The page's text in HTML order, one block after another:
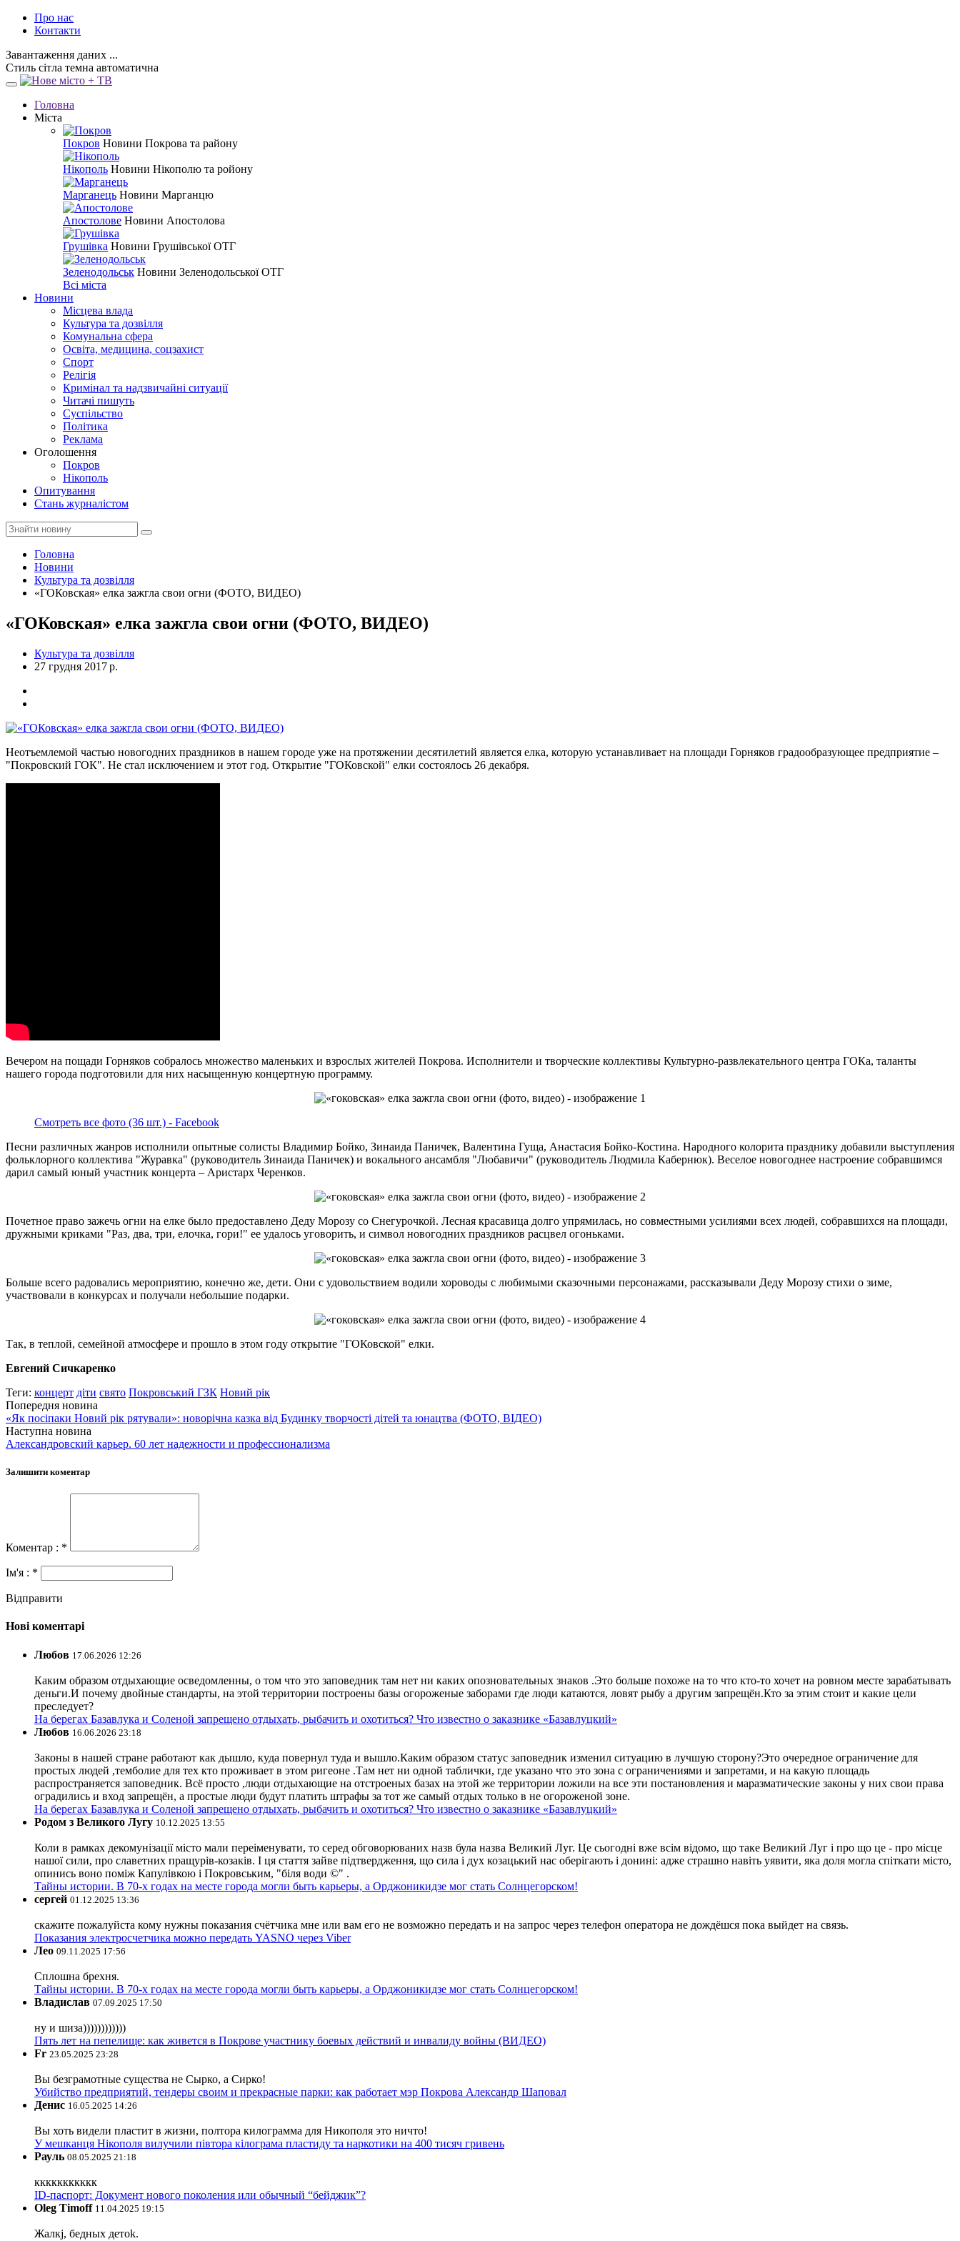
Про нас
Контакти
Завантаження даних ...
Стиль сітла темна автоматична
Головна
Міста
Покров Новини Покрова та району
Нікополь Новини Нікополю та ройону
Марганець Новини Марганцю
Апостолове Новини Апостолова
Грушівка Новини Грушівської ОТГ
Зеленодольськ Новини Зеленодольської ОТГ
Всі міста
Новини
Місцева влада
Культура та дозвілля
Комунальна сфера
Освіта, медицина, соцзахист
Спорт
Релігія
Кримінал та надзвичайні ситуації
Читачі пишуть
Суспільство
Політика
Реклама
Оголошення
Покров
Нікополь
Опитування
Стань журналістом
Головна
Новини
Культура та дозвілля
«ГОКовская» елка зажгла свои огни (ФОТО, ВИДЕО)
«ГОКовская» елка зажгла свои огни (ФОТО, ВИДЕО)
Культура та дозвілля
27 грудня 2017 р.
Неотъемлемой частью новогодних праздников в нашем городе уже на протяжении десятилетий является елка, которую устанавливает на площади Горняков градообразующее предприятие –
"Покровский ГОК". Не стал исключением и этот год. Открытие "ГОКовской" елки состоялось 26 декабря.
Вечером на пощади Горняков собралось множество маленьких и взрослых жителей Покрова. Исполнители и творческие коллективы Культурно-развлекательного центра ГОКа, таланты
нашего города подготовили для них насыщенную концертную программу.
Смотреть все фото (36 шт.) - Facebook
Песни различных жанров исполнили опытные солисты Владимир Бойко, Зинаида Паничек, Валентина Гуща, Анастасия Бойко-Костина. Народного колорита празднику добавили выступления
фольклорного коллектива "Журавка" (руководитель Зинаида Паничек) и вокального ансамбля "Любавичи" (руководитель Людмила Кабернюк). Веселое новогоднее настроение собравшимся
дарил самый юный участник концерта – Аристарх Черенков.
Почетное право зажечь огни на елке было предоставлено Деду Морозу со Снегурочкой. Лесная красавица долго упрямилась, но совместными усилиями всех людей, собравшихся на площади,
дружными криками "Раз, два, три, елочка, гори!" ее удалось уговорить, и символ новогодних праздников расцвел огоньками.
Больше всего радовались мероприятию, конечно же, дети. Они с удовольствием водили хороводы с любимыми сказочными персонажами, рассказывали Деду Морозу стихи о зиме,
участвовали в конкурсах и получали небольшие подарки.
Так, в теплой, семейной атмосфере и прошло в этом году открытие "ГОКовской" елки.
Евгений Сичкаренко
Теги: концерт діти свято Покровський ГЗК Новий рік
Попередня новина
«Як посіпаки Новий рік рятували»: новорічна казка від Будинку творчості дітей та юнацтва (ФОТО, ВІДЕО)
Наступна новина
Александровский карьер. 60 лет надежности и профессионализма
Залишити коментар
Коментар : *
Ім'я : *
Відправити
Нові коментарі
Любов 17.06.2026 12:26
Каким образом отдыхающие осведомленны, о том что это заповедник там нет ни каких опозновательных знаков .Это больше похоже на то что кто-то хочет на ровном месте зарабатывать
деньги.И почему двойные стандарты, на этой территории построены базы огороженые заборами где люди катаются, ловят рыбу а другим запрещён.Кто за этим стоит и какие цели
преследует?
На берегах Базавлука и Соленой запрещено отдыхать, рыбачить и охотиться? Что известно о заказнике «Базавлуцкий»
Любов 16.06.2026 23:18
Законы в нашей стране работают как дышло, куда повернул туда и вышло.Каким образом статус заповедник изменил ситуацию в лучшую сторону?Это очередное ограничение для
простых людей ,темболие для тех кто проживает в этом ригеоне .Там нет ни одной таблички, где указано что это зона с ограничениями и запретами, и на какую площадь
распространяется заповедник. Всё просто ,люди отдыхающие на отстроеных базах на этой же территории ложили на все эти постановления и маразматические законы у них свои права
оградились и вход запрещён, а простые люди будут платить штрафы за тот же самый отдых только в не огороженой зоне.
На берегах Базавлука и Соленой запрещено отдыхать, рыбачить и охотиться? Что известно о заказнике «Базавлуцкий»
Родом з Великого Лугу 10.12.2025 13:55
Коли в рамках декомунізації місто мали переіменувати, то серед обговорюваних назв була назва Великий Луг. Це сьогодні вже всім відомо, що таке Великий Луг і про що це - про місце
нашої сили, про славетних пращурів-козаків. І ця стаття зайве підтвердження, що сила і дух козацький нас оберігають і донині: адже страшно навіть уявити, яка доля могла спіткати місто,
опинись воно поміж Капулівкою і Покровським, "біля води ©" .
Тайны истории. В 70-х годах на месте города могли быть карьеры, а Орджоникидзе мог стать Солнцегорском!
сергей 01.12.2025 13:36
скажите пожалуйста кому нужны показания счётчика мне или вам его не возможно передать и на запрос через телефон оператора не дождёшся пока выйдет на связь.
Показания электросчетчика можно передать YASNO через Viber
Лео 09.11.2025 17:56
Сплошна брехня.
Тайны истории. В 70-х годах на месте города могли быть карьеры, а Орджоникидзе мог стать Солнцегорском!
Владислав 07.09.2025 17:50
ну и шиза))))))))))))
Пять лет на пепелище: как живется в Покрове участнику боевых действий и инвалиду войны (ВИДЕО)
Fr 23.05.2025 23:28
Вы безграмотные существа не Сырко, а Сирко!
Убийство предприятий, тендеры своим и прекрасные парки: как работает мэр Покрова Александр Шаповал
Денис 16.05.2025 14:26
Вы хоть видели пластит в жизни, полтора килограмма для Никополя это ничто!
У мешканця Нікополя вилучили півтора кілограма пластиду та наркотики на 400 тисяч гривень
Рауль 08.05.2025 21:18
ккккккккккк
ID-паспорт: Документ нового поколения или обычный “бейджик”?
Oleg Timoff 11.04.2025 19:15
Жалкj, бедных детok.